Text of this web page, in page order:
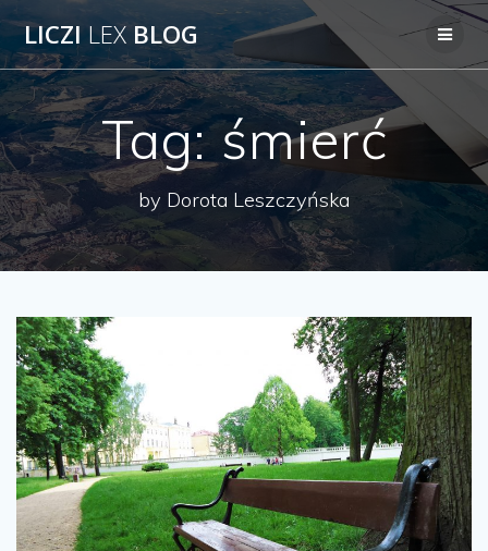
Przejdź
do
treści
LICZILEX BLOG
Tag:śmierć
by Dorota Leszczyńska